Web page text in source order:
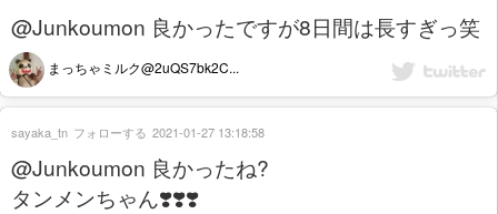
@Junkoumon 良かったですが8日間は長すぎっ笑
まっちゃミルク@2uQS7bk2C...
@Junkoumon 良かったね?
タンメンちゃん❣️❣️❣️
sayaka_tn フォローする 2021-01-27 13:18:58